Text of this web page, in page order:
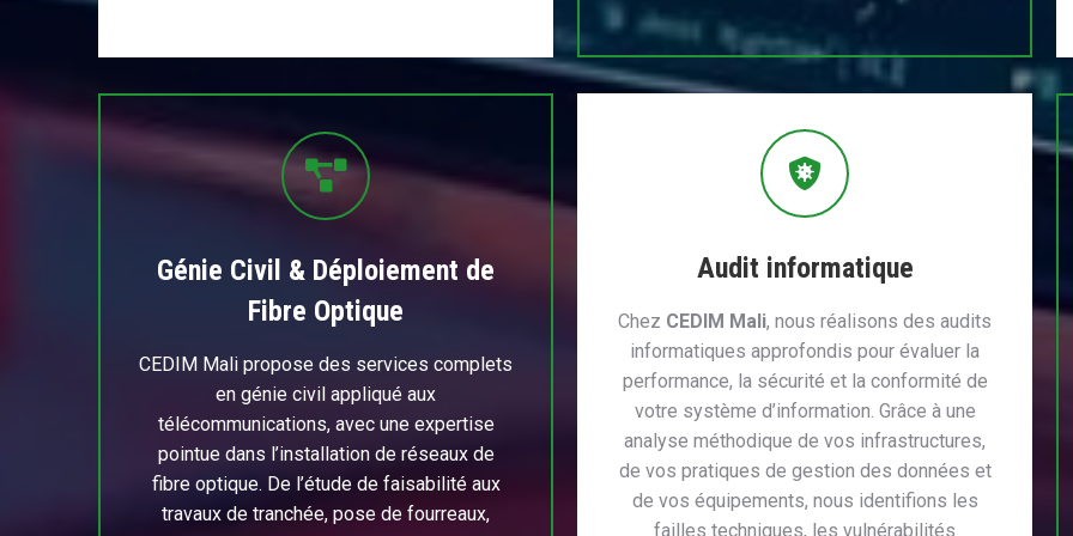
Génie Civil & Déploiement de
Fibre Optique
CEDIM Mali propose des services complets
en génie civil appliqué aux
télécommunications, avec une expertise
pointue dans l’installation de réseaux de
fibre optique. De l’étude de faisabilité aux
travaux de tranchée, pose de fourreaux,
Audit informatique
Chez CEDIM Mali, nous réalisons des audits
informatiques approfondis pour évaluer la
performance, la sécurité et la conformité de
votre système d’information. Grâce à une
analyse méthodique de vos infrastructures,
de vos pratiques de gestion des données et
de vos équipements, nous identifions les
failles techniques, les vulnérabilités